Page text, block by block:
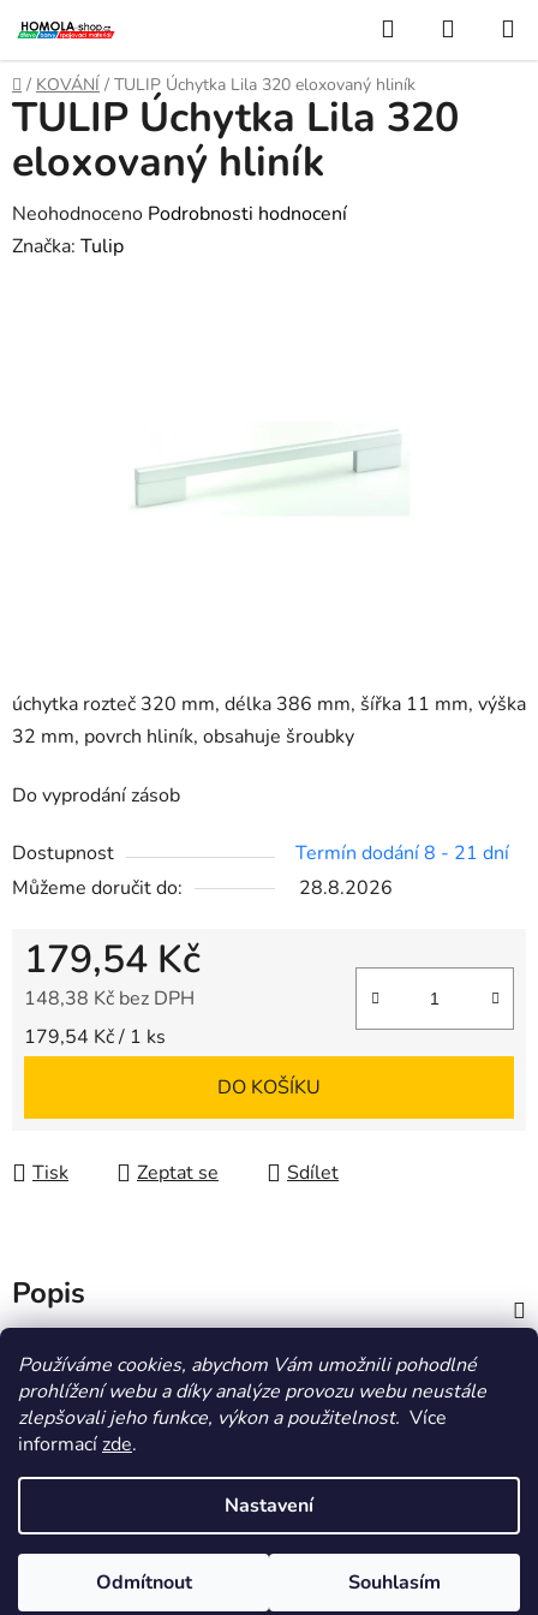
Používáme cookies, abychom Vám umožnili pohodlné
prohlížení webu a díky analýze provozu webu neustále
zlepšovali jeho funkce, výkon a použitelnost. Více
informacízde.
Nastavení
Odmítnout Souhlasím
na
obsah
Hledat
KOŠÍK
Domů
/ KOVÁNÍ / TULIP Úchytka Lila 320 eloxovaný hliník
úchytka rozteč 320 mm, délka 386 mm, šířka 11 mm, výška
32 mm, povrch hliník, obsahuje šroubky
Do vyprodání zásob
Dostupnost
Termín dodání 8 - 21 dní
Můžeme doručit do:
28.8.2026
179,54 Kč
148,38 Kč bez DPH
Měrná cena:
179,54 Kč / 1 ks
DO KOŠÍKU
Tisk Zeptat se Sdílet
TULIP Úchytka Lila 320
eloxovaný hliník
Průměrné
hodnocení
Neohodnoceno Podrobnosti hodnocení
Značka: Tulip
Popis
Diskuze
HOMOLA-shop.cz ZDE NAJDETE VÝDEJNÍ MÍSTO
Vytvořil Shoptet
Copyright 2026
. Všechna práva